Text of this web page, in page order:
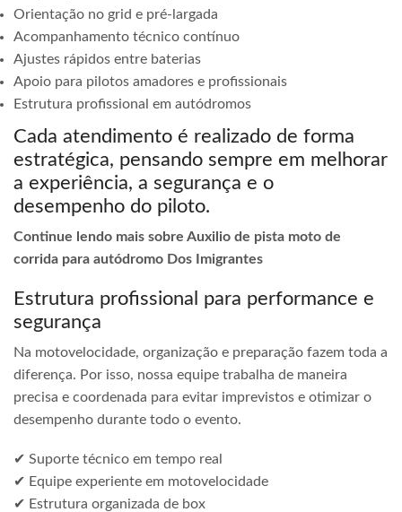
Orientação no grid e pré-largada
Acompanhamento técnico contínuo
Ajustes rápidos entre baterias
Apoio para pilotos amadores e profissionais
Estrutura profissional em autódromos
Cada atendimento é realizado de forma
estratégica, pensando sempre em melhorar
a experiência, a segurança e o
desempenho do piloto.
Continue lendo mais sobre Auxilio de pista moto de
corrida para autódromo Dos Imigrantes
Estrutura profissional para performance e
segurança
Na motovelocidade, organização e preparação fazem toda a
diferença. Por isso, nossa equipe trabalha de maneira
precisa e coordenada para evitar imprevistos e otimizar o
desempenho durante todo o evento.
✔ Suporte técnico em tempo real
✔ Equipe experiente em motovelocidade
✔ Estrutura organizada de box